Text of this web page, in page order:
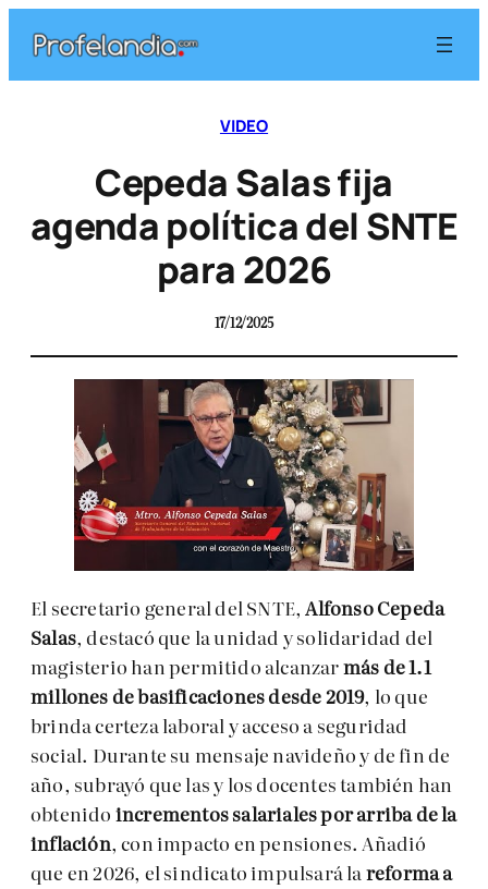
VIDEO
Cepeda Salas fija
agenda política del SNTE
para 2026
17/12/2025
El secretario general del SNTE, Alfonso Cepeda
Salas, destacó que la unidad y solidaridad del
magisterio han permitido alcanzarmás de 1.1
millones de basificaciones desde 2019, lo que
brinda certeza laboral y acceso a seguridad
social. Durante su mensaje navideño y de fin de
año, subrayó que las y los docentes también han
obtenido incrementos salariales por arriba de la
inflación, con impacto en pensiones. Añadió
que en 2026, el sindicato impulsará la reforma a